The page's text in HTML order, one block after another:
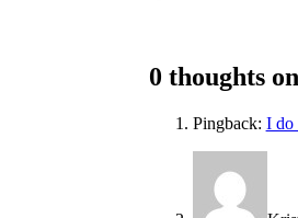
0 thoughts
Pingback: I do